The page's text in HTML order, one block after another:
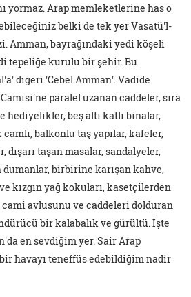
yormaz. Arap memleketlerine has o
belki de tek yer Vasatü'l-
Amman, bayrağındaki yedi köşeli
tepeliğe kurulu bir şehir. Bu
diğeri 'Cebel Amman'. Vadide
paralel uzanan caddeler, sıra
hediyelikler, beş altı katlı binalar,
balkonlu taş yapılar, kafeler,
taşan masalar, sandalyeler,
birbirine karışan kahve,
kızgın yağ kokuları, kasetçilerden
cami avlusunu ve caddeleri dolduran
bir kalabalık ve gürültü. İşte
en sevdiğim yer. Sair Arap
havayı teneffüs edebildiğim nadir